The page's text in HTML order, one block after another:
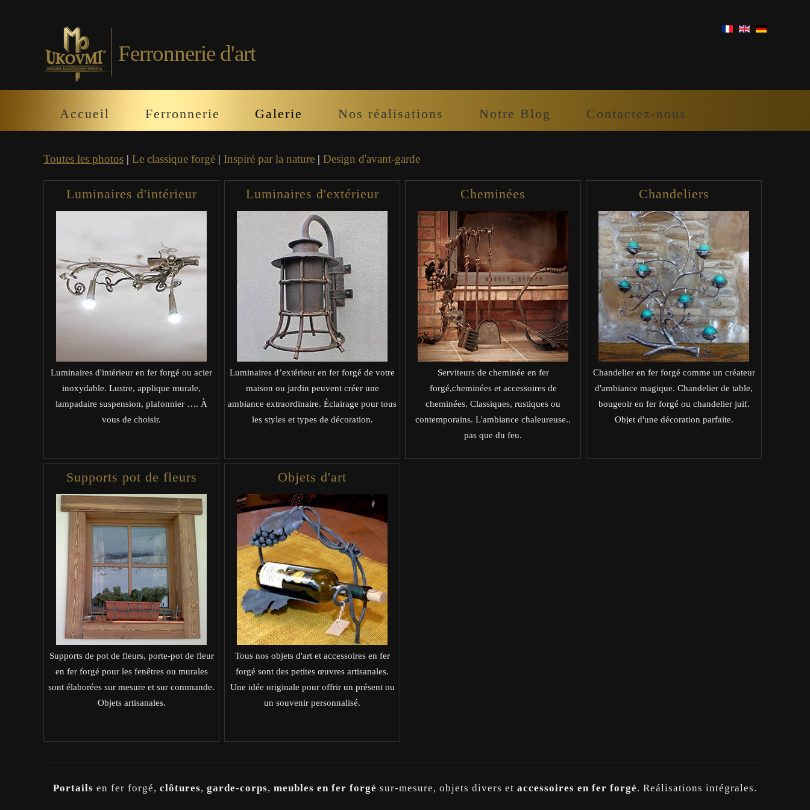
Ferronnerie d'art
Accueil Ferronnerie Galerie Nos réalisations Notre Blog Contactez-nous
Toutes les photos | Le classique forgé | Inspiré par la nature | Design d'avant-garde
Luminaires d'intérieur
Luminaires d'intérieur en fer forgé ou acier
inoxydable. Lustre, applique murale,
lampadaire suspension, plafonnier …. À
vous de choisir.
Luminaires d'extérieur
Luminaires d’extérieur en fer forgé de votre
maison ou jardin peuvent créer une
ambiance extraordinaire. Éclairage pour tous
les styles et types de décoration.
Cheminées
Serviteurs de cheminée en fer
forgé,cheminées et accessoires de
cheminées. Classiques, rustiques ou
contemporains. L'ambiance chaleureuse..
pas que du feu.
Chandeliers
Chandelier en fer forgé comme un créateur
d'ambiance magique. Chandelier de table,
bougeoir en fer forgé ou chandelier juif.
Objet d'une décoration parfaite.
Supports pot de fleurs
Supports de pot de fleurs, porte-pot de fleur
en fer forgé pour les fenêtres ou murales
sont élaborées sur mesure et sur commande.
Objets artisanales.
Objets d'art
Tous nos objets d'art et accessoires en fer
forgé sont des petites œuvres artisanales.
Une idée originale pour offrir un présent ou
un souvenir personnalisé.
Portails en fer forgé, clôtures, garde-corps, meubles en fer forgé sur-mesure, objets divers et accessoires en fer forgé. Reálisations intégrales.